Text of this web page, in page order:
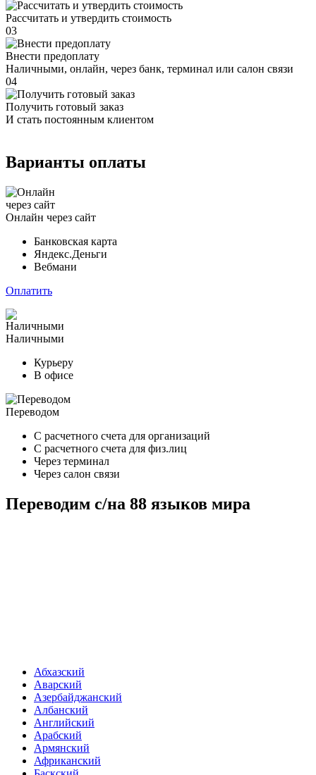
Рассчитать и утвердить стоимость
03
Внести предоплату
Наличными, онлайн, через банк, терминал или салон связи
04
Получить готовый заказ
И стать постоянным клиентом
Варианты оплаты
Онлайн через сайт
Банковская карта
Яндекс.Деньги
Вебмани
Оплатить
Наличными
Курьеру
В офисе
Переводом
С расчетного счета для организаций
С расчетного счета для физ.лиц
Через терминал
Через салон связи
Переводим с/на 88 языков мира
Абхазский
Аварский
Азербайджанский
Албанский
Английский
Арабский
Армянский
Африканский